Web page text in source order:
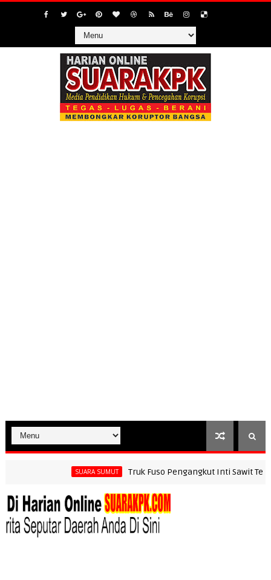
SUARA SUMUT Truk Fuso Pengangkut Inti Sawit Terbalik